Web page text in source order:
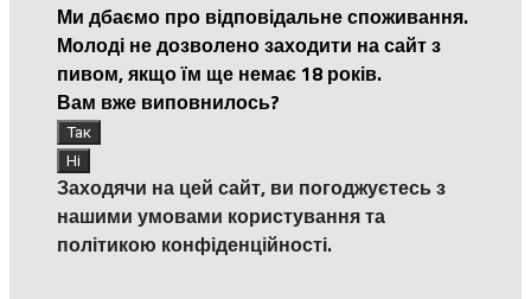
Ми дбаємо про відповідальне споживання.
Молоді не дозволено заходити на сайт з
пивом, якщо їм ще немає 18 років.
Вам вже виповнилось?
Заходячи на цей сайт, ви погоджуєтесь з
нашими умовами користування та
політикою конфіденційності.